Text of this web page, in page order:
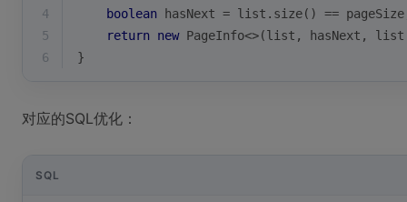
4
boolean hasNext = list.size() ==
5
return new PageInfo<>(list, hasNext,
6
}
对应的SQL优化：
SQL